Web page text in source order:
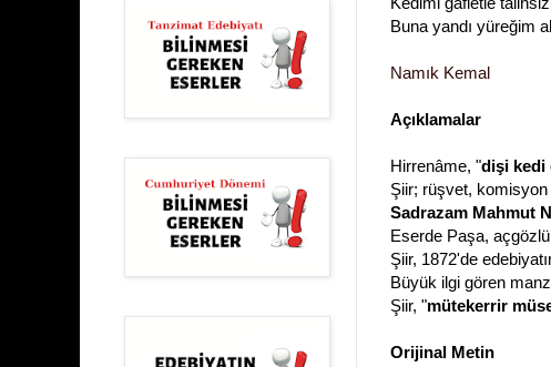
Buna yandı yüreğim
Namık Kemal
Açıklamalar
Hirrenâme, "dişi kedi
Şiir; rüşvet, komisyon
Sadrazam Mahmut
Eserde Paşa,
Şiir, 1872'de
Büyük ilgi gören
Şiir, "mütekerrir
Orijinal Metin